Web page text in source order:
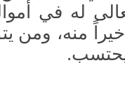
له في
منه، ومن